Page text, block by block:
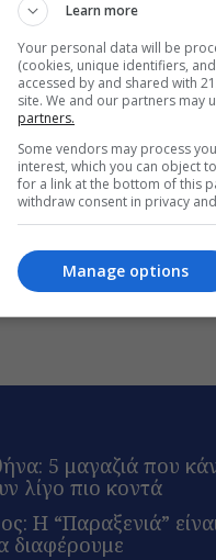
μας στα αποτελέσματα
monopoli.gr στην Google
5 μαγαζιά που
λίγο πιο κοντά
Η “Παραξενιά”
διαφέρουμε
Learn more
Your personal data will be
(cookies, unique identifiers,
accessed by and shared with
site. We and our partners may
partners.
Some vendors may process
interest, which you can object
for a link at the bottom of this
withdraw consent in privacy
Manage options